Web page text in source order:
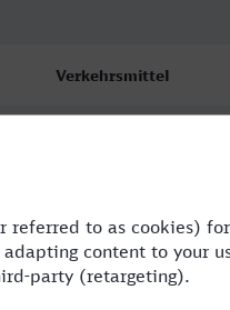
Verkehrsmittel
RE,ICE